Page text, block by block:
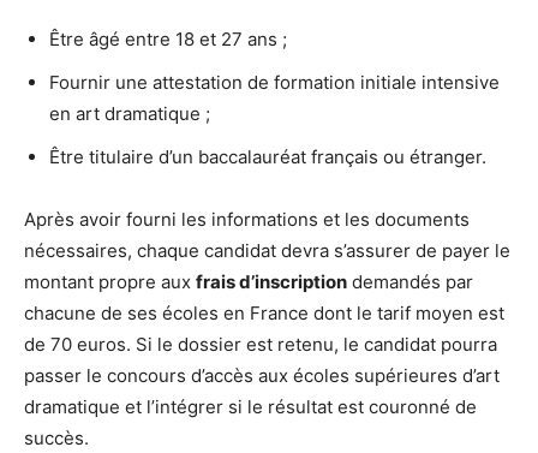
Être âgé entre 18 et 27 ans ;
Fournir une attestation de formation initiale intensive
en art dramatique ;
Être titulaire d’un baccalauréat français ou étranger.
Après avoir fourni les informations et les documents
nécessaires, chaque candidat devra s’assurer de payer le
montant propre aux frais d’inscription demandés par
chacune de ses écoles en France dont le tarif moyen est
de 70 euros. Si le dossier est retenu, le candidat pourra
passer le concours d’accès aux écoles supérieures d’art
dramatique et l’intégrer si le résultat est couronné de
succès.